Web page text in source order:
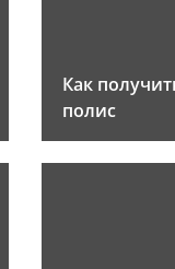
Как
полис